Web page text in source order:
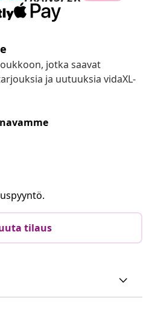
jotka saavat
ja uutuuksia vidaXL-
tilaus